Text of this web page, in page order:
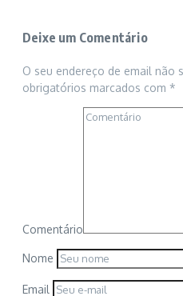
Deixe um Comentário
O seu endereço de email não
obrigatórios marcados com *
Comentário
Nome
Email